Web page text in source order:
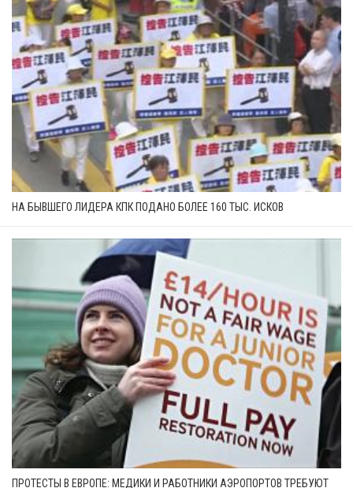
НА БЫВШЕГО ЛИДЕРА КПК ПОДАНО БОЛЕЕ 160 ТЫС. ИСКОВ
ПРОТЕСТЫ В ЕВРОПЕ: МЕДИКИ И РАБОТНИКИ АЭРОПОРТОВ ТРЕБУЮТ